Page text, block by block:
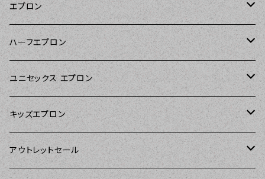
エプロン
Kitsch'n Glam（キッチングラム）
Sierra Rose（シエラローズ）
Tarantinalovers（タランティーナ ラバーズ）
The Sunday Girl（ザサンデーガール）
ハーフエプロン
Sierra Rose（シエラローズ）
ユニセックス エプロン
DII（ディーアイアイ）
Sierra Rose（シエラローズ）
キッズエプロン
Sierra Rose（シエラローズ）
アウトレットセール